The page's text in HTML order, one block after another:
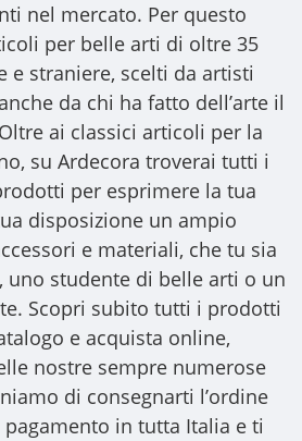
nel mercato. Per questo
per belle arti di oltre 35
e straniere, scelti da artisti
da chi ha fatto dell’arte il
ai classici articoli per la
su Ardecora troverai tutti i
per esprimere la tua
disposizione un ampio
e materiali, che tu sia
uno studente di belle arti o un
Scopri subito tutti i prodotti
e acquista online,
nostre sempre numerose
di consegnarti l’ordine
in tutta Italia e ti